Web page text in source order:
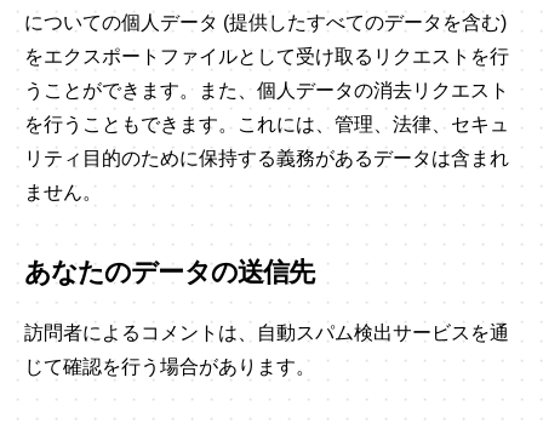
についての個人データ (提供したすべてのデータを含む)
をエクスポートファイルとして受け取るリクエストを行
うことができます。また、個人データの消去リクエスト
を行うこともできます。これには、管理、法律、セキュ
リティ目的のために保持する義務があるデータは含まれ
ません。
あなたのデータの送信先
訪問者によるコメントは、自動スパム検出サービスを通
じて確認を行う場合があります。